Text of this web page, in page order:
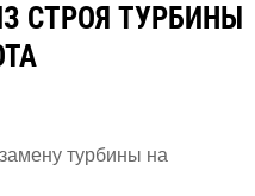
СТРОЯ ТУРБИНЫ
турбины на